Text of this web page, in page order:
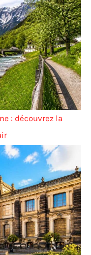
: découvrez la